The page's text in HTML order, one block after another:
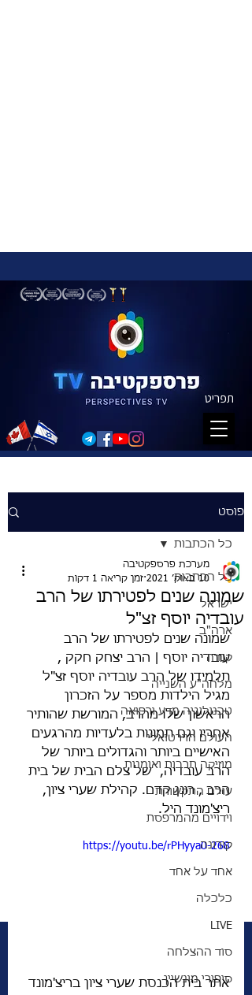
תפריט
פוסט
כל הכתבות
ישראל
ארה"ב
קנדה
מלחה"ע השנייה
טכנולוגיה מדע ורפואה
העולם הוירטואלי
מוזיקה תרבות ואומנות
עולם התקשורת
וידויים מהמרפסת
קורונה
אחד על אחד
כלכלה
LIVE
סוד ההצלחה
סיפורי מונשיין
כל הכתבות
שמונה שנים לפטירתו של הרב
עובדיה יוסף זצ"ל
מערכת פרספקטיבה
10 באוק׳ 2021
זמן קריאה 1 דקות
שמונה שנים לפטירתו של הרב
עובדיה יוסף | הרב יצחק חקק ,
תלמידו של הרב עובדיה יוסף זצ"ל
מגיל הילדות מספר על הזכרון
הראשון שלו מהרב, המורשת שהותיר
אחריו וגם תמונות בלעדיות מהרגעים
האישיים ביותר והגדולים ביותר של
הרב עובדיה,  של צלם הבית של בית
הרב , רונן קדם. קהילת שערי ציון,
ריצ'מונד היל.
https://youtu.be/rPHyya0-268
אתר בית הכנסת שערי ציון בריצ'מונד